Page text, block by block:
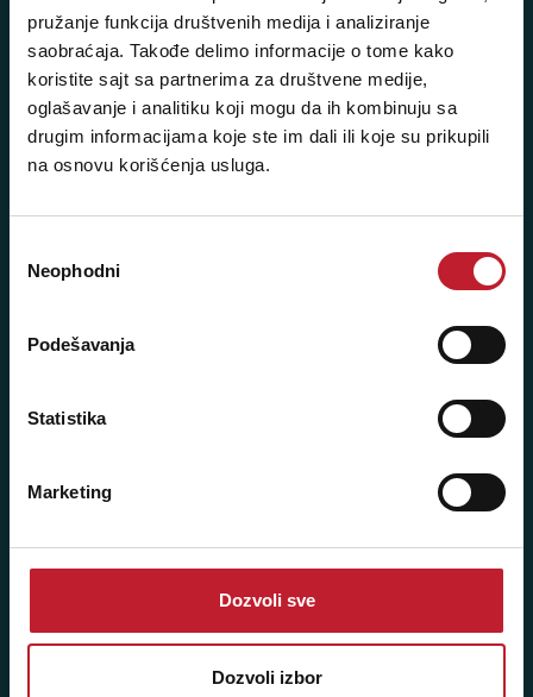
pružanje funkcija društvenih medija i analiziranje
saobraćaja. Takođe delimo informacije o tome kako
koristite sajt sa partnerima za društvene medije,
oglašavanje i analitiku koji mogu da ih kombinuju sa
drugim informacijama koje ste im dali ili koje su prikupili
na osnovu korišćenja usluga.
сагласности
Neophodni
Podešavanja
Statistika
Marketing
Dozvoli sve
Dozvoli izbor
+381 11 3347 615
+381 11 3347 883
+381 11 2688 067
+381 11 2688 068
Ponedeljak - Petak: 9:00 - 20:00
Nedelja: Ne radimo
Novi Beograd - Milutina Milankovića 120D
+381 11 777 7776